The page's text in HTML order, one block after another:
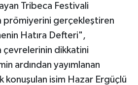
Tribeca Festivali
prömiyerini gerçekleştiren
Hatıra Defteri",
çevrelerinin dikkatini
ardından yayımlanan
konuşulan isim Hazar Ergüçlü